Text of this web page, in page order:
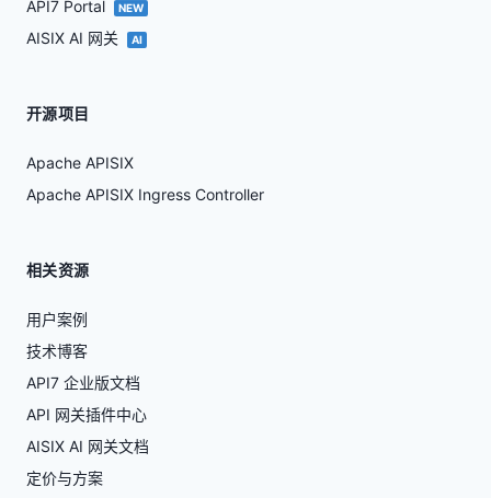
API7 Portal NEW
AISIX AI 网关 AI
开源项目
Apache APISIX
Apache APISIX Ingress Controller
相关资源
用户案例
技术博客
API7 企业版文档
API 网关插件中心
AISIX AI 网关文档
定价与方案